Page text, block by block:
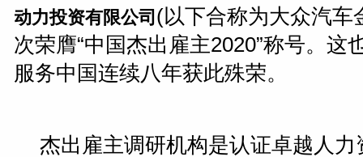
动力投资有限公司 (以下合称为大众汽车
次荣膺“中国杰出雇主2020”称号。这
服务中国连续八年获此殊荣。
杰出雇主调研机构是认证卓越人